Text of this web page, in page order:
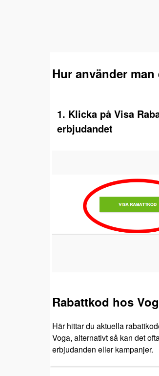
Hur använder
1. Klicka på Visa
erbjudandet
Rabattkod hos
Här hittar du aktuella
Voga, alternativt så kan det
erbjudanden eller kampanjer.